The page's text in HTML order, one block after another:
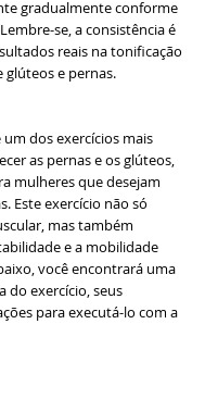
gradualmente conforme
se, a consistência é
reais na tonificação
e pernas.
um dos exercícios mais
as pernas e os glúteos,
mulheres que desejam
Este exercício não só
mas também
e a mobilidade
você encontrará uma
do exercício, seus
para executá-lo com a